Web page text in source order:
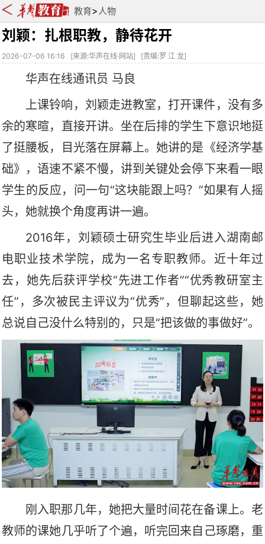
教育> 人物
刘颖：扎根职教，静待花开
2026-07-06 16:16 [来源:华声在线·网站] [责编:罗 江 龙]
华声在线通讯员 马良
上课铃响，刘颖走进教室，打开课件，没有多
余的寒暄，直接开讲。坐在后排的学生下意识地挺
了挺腰板，目光落在屏幕上。她讲的是《经济学基
础》，语速不紧不慢，讲到关键处会停下来看一眼
学生的反应，问一句“这块能跟上吗？”如果有人摇
头，她就换个角度再讲一遍。
2016年，刘颖硕士研究生毕业后进入湖南邮
电职业技术学院，成为一名专职教师。近十年过
去，她先后获评学校“先进工作者”“优秀教研室主
任”，多次被民主评议为“优秀”，但聊起这些，她
总说自己没什么特别的，只是“把该做的事做好”。
刚入职那几年，她把大量时间花在备课上。老
教师的课她几乎听了个遍，听完回来自己琢磨，重